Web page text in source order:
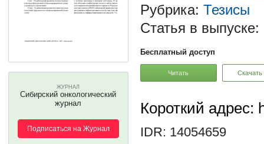
ЖУРНАЛ
Сибирский онкологический
журнал
Подписаться на Журнал
Рубрика: Тезисы
Статья в выпуске:
Бесплатный доступ
Читать Скачать
Короткий адрес:
IDR: 14054659